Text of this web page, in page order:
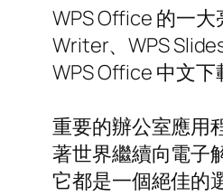
WPS Office 的一
Writer、WPS
WPS Office 中文
重要的辦公室應用
著世界繼續向電子
它都是一個絕佳的